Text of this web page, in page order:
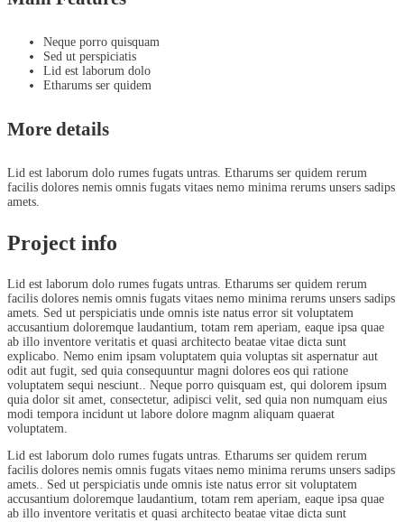
Neque porro quisquam
Sed ut perspiciatis
Lid est laborum dolo
Etharums ser quidem
More details
Lid est laborum dolo rumes fugats untras. Etharums ser quidem rerum
facilis dolores nemis omnis fugats vitaes nemo minima rerums unsers sadips
amets.
Project info
Lid est laborum dolo rumes fugats untras. Etharums ser quidem rerum
facilis dolores nemis omnis fugats vitaes nemo minima rerums unsers sadips
amets. Sed ut perspiciatis unde omnis iste natus error sit voluptatem
accusantium doloremque laudantium, totam rem aperiam, eaque ipsa quae
ab illo inventore veritatis et quasi architecto beatae vitae dicta sunt
explicabo. Nemo enim ipsam voluptatem quia voluptas sit aspernatur aut
odit aut fugit, sed quia consequuntur magni dolores eos qui ratione
voluptatem sequi nesciunt.. Neque porro quisquam est, qui dolorem ipsum
quia dolor sit amet, consectetur, adipisci velit, sed quia non numquam eius
modi tempora incidunt ut labore dolore magnm aliquam quaerat
voluptatem.
Lid est laborum dolo rumes fugats untras. Etharums ser quidem rerum
facilis dolores nemis omnis fugats vitaes nemo minima rerums unsers sadips
amets.. Sed ut perspiciatis unde omnis iste natus error sit voluptatem
accusantium doloremque laudantium, totam rem aperiam, eaque ipsa quae
ab illo inventore veritatis et quasi architecto beatae vitae dicta sunt